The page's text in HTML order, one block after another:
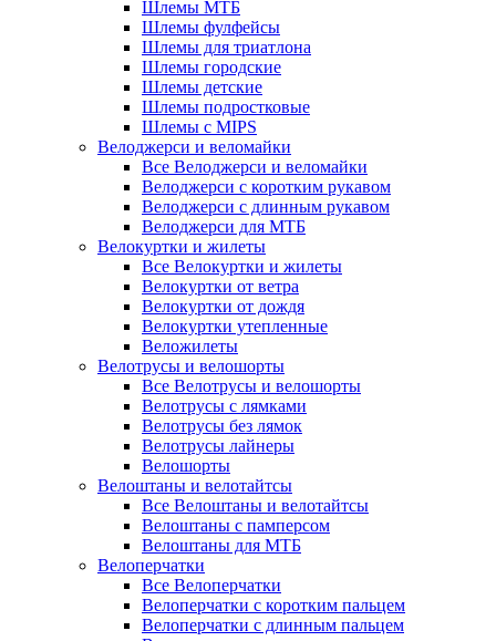
Шлемы МТБ
Шлемы фулфейсы
Шлемы для триатлона
Шлемы городские
Шлемы детские
Шлемы подростковые
Шлемы с MIPS
Велоджерси и веломайки
Все Велоджерси и веломайки
Велоджерси с коротким рукавом
Велоджерси с длинным рукавом
Велоджерси для МТБ
Велокуртки и жилеты
Все Велокуртки и жилеты
Велокуртки от ветра
Велокуртки от дождя
Велокуртки утепленные
Веложилеты
Велотрусы и велошорты
Все Велотрусы и велошорты
Велотрусы с лямками
Велотрусы без лямок
Велотрусы лайнеры
Велошорты
Велоштаны и велотайтсы
Все Велоштаны и велотайтсы
Велоштаны с памперсом
Велоштаны для МТБ
Велоперчатки
Все Велоперчатки
Велоперчатки с коротким пальцем
Велоперчатки с длинным пальцем